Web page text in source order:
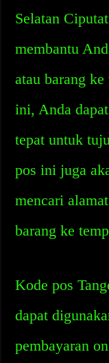
Selatan
membantu
atau barang
ini, Anda
tepat untuk
pos ini juga
mencari
barang ke
Kode pos
dapat
pembayaran